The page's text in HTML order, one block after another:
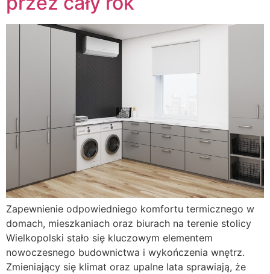
Zapewnienie odpowiedniego komfortu termicznego w
domach, mieszkaniach oraz biurach na terenie stolicy
Wielkopolski stało się kluczowym elementem
nowoczesnego budownictwa i wykończenia wnętrz.
Zmieniający się klimat oraz upalne lata sprawiają, że